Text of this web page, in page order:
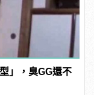
」，臭GG還不